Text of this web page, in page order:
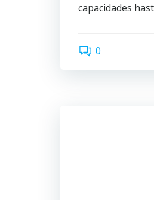
capacidades
0